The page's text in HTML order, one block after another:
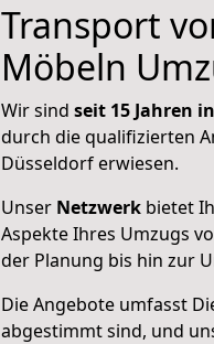
Transport
Möbeln
Wir sind seit 15 Jahren
durch die qualifizierten
Düsseldorf erwiesen.
Unser Netzwerk bietet
Aspekte Ihres Umzugs
der Planung bis hin zur
Die Angebote umfasst
abgestimmt sind, und